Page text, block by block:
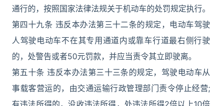
通行的，按照国家法律法规关于机动车的处罚规定执行。
第四十九条 违反本办法第三十二条的规定，电动车驾驶
人驾驶电动车不在其专用通道内或靠车行道最右侧行驶
的，处警告或者50元罚款，并应当责令其立即驶离。
第五十条 违反本办法第三十三条的规定，驾驶电动车从
事载客营运的，由交通运输行政管理部门责令停止经营;
有违法所得的，没收违法所得，处违法所得2倍以上10倍